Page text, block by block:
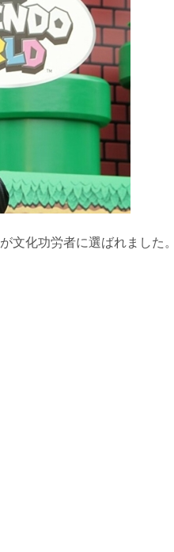
が文化功労者に選ばれました。